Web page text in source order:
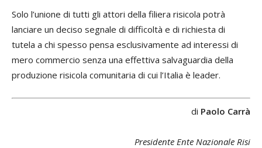
Solo l’unione di tutti gli attori della filiera risicola potrà
lanciare un deciso segnale di difficoltà e di richiesta di
tutela a chi spesso pensa esclusivamente ad interessi di
mero commercio senza una effettiva salvaguardia della
produzione risicola comunitaria di cui l’Italia è leader.
di Paolo Carrà
Presidente Ente Nazionale Risi